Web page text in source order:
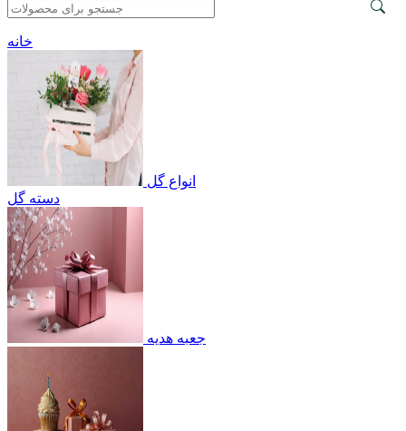
خانه
انواع گل
دسته گل
جعبه هدیه